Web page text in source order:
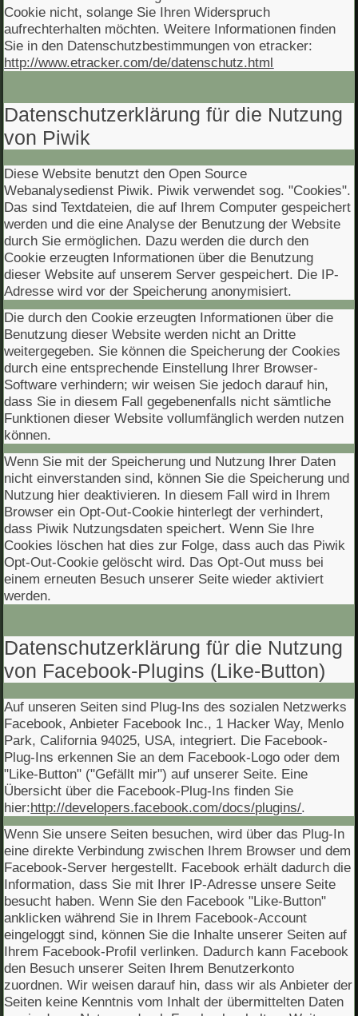
Cookie nicht, solange Sie Ihren Widerspruch
aufrechterhalten möchten. Weitere Informationen finden
Sie in den Datenschutzbestimmungen von etracker:
http://www.etracker.com/de/datenschutz.html
Datenschutzerklärung für die Nutzung
von Piwik
Diese Website benutzt den Open Source
Webanalysedienst Piwik. Piwik verwendet sog. "Cookies".
Das sind Textdateien, die auf Ihrem Computer gespeichert
werden und die eine Analyse der Benutzung der Website
durch Sie ermöglichen. Dazu werden die durch den
Cookie erzeugten Informationen über die Benutzung
dieser Website auf unserem Server gespeichert. Die IP-
Adresse wird vor der Speicherung anonymisiert.
Die durch den Cookie erzeugten Informationen über die
Benutzung dieser Website werden nicht an Dritte
weitergegeben. Sie können die Speicherung der Cookies
durch eine entsprechende Einstellung Ihrer Browser-
Software verhindern; wir weisen Sie jedoch darauf hin,
dass Sie in diesem Fall gegebenenfalls nicht sämtliche
Funktionen dieser Website vollumfänglich werden nutzen
können.
Wenn Sie mit der Speicherung und Nutzung Ihrer Daten
nicht einverstanden sind, können Sie die Speicherung und
Nutzung hier deaktivieren. In diesem Fall wird in Ihrem
Browser ein Opt-Out-Cookie hinterlegt der verhindert,
dass Piwik Nutzungsdaten speichert. Wenn Sie Ihre
Cookies löschen hat dies zur Folge, dass auch das Piwik
Opt-Out-Cookie gelöscht wird. Das Opt-Out muss bei
einem erneuten Besuch unserer Seite wieder aktiviert
werden.
Datenschutzerklärung für die Nutzung
von Facebook-Plugins (Like-Button)
Auf unseren Seiten sind Plug-Ins des sozialen Netzwerks
Facebook, Anbieter Facebook Inc., 1 Hacker Way, Menlo
Park, California 94025, USA, integriert. Die Facebook-
Plug-Ins erkennen Sie an dem Facebook-Logo oder dem
"Like-Button" ("Gefällt mir") auf unserer Seite. Eine
Übersicht über die Facebook-Plug-Ins finden Sie
hier:http://developers.facebook.com/docs/plugins/.
Wenn Sie unsere Seiten besuchen, wird über das Plug-In
eine direkte Verbindung zwischen Ihrem Browser und dem
Facebook-Server hergestellt. Facebook erhält dadurch die
Information, dass Sie mit Ihrer IP-Adresse unsere Seite
besucht haben. Wenn Sie den Facebook "Like-Button"
anklicken während Sie in Ihrem Facebook-Account
eingeloggt sind, können Sie die Inhalte unserer Seiten auf
Ihrem Facebook-Profil verlinken. Dadurch kann Facebook
den Besuch unserer Seiten Ihrem Benutzerkonto
zuordnen. Wir weisen darauf hin, dass wir als Anbieter der
Seiten keine Kenntnis vom Inhalt der übermittelten Daten